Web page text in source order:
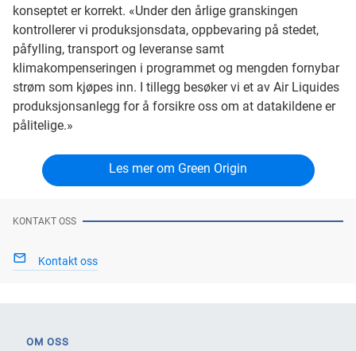
konseptet er korrekt. «Under den årlige granskingen
kontrollerer vi produksjonsdata, oppbevaring på stedet,
påfylling, transport og leveranse samt
klimakompenseringen i programmet og mengden fornybar
strøm som kjøpes inn. I tillegg besøker vi et av Air Liquides
produksjonsanlegg for å forsikre oss om at datakildene er
pålitelige.»
Les mer om Green Origin
KONTAKT OSS
Kontakt oss
OM OSS